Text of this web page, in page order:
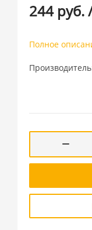
244 руб.
Полное
Производитель